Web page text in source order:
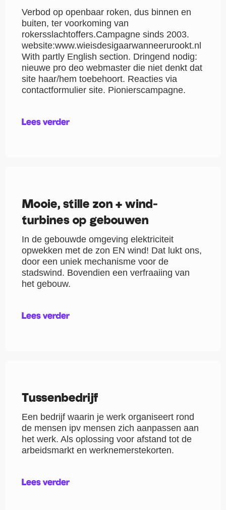
Verbod op openbaar roken, dus binnen en
buiten, ter voorkoming van
rokersslachtoffers.Campagne sinds 2003.
website:www.wieisdesigaarwanneerurookt.nl
With partly English section. Dringend nodig:
nieuwe pro deo webmaster die niet denkt dat
site haar/hem toebehoort. Reacties via
contactformulier site. Pionierscampagne.
Lees verder
Mooie, stille zon + wind-
turbines op gebouwen
In de gebouwde omgeving elektriciteit
opwekken met de zon EN wind! Dat lukt ons,
door een uniek mechanisme voor de
stadswind. Bovendien een verfraaiing van
het gebouw.
Lees verder
Tussenbedrijf
Een bedrijf waarin je werk organiseert rond
de mensen ipv mensen zich aanpassen aan
het werk. Als oplossing voor afstand tot de
arbeidsmarkt en werknemerstekorten.
Lees verder